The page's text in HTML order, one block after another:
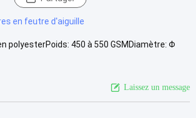
en feutre d'aiguille
polyesterPoids: 450 à 550 GSMDiamètre: Φ
Laissez un message